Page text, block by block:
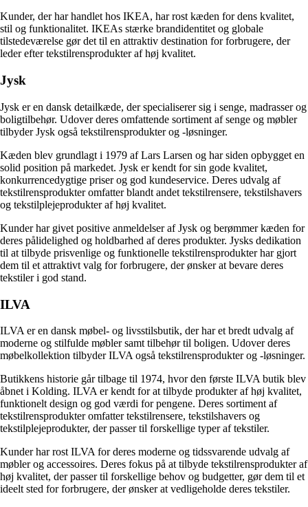
Kunder, der har handlet hos IKEA, har rost kæden for dens kvalitet,
stil og funktionalitet. IKEAs stærke brandidentitet og globale
tilstedeværelse gør det til en attraktiv destination for forbrugere, der
leder efter tekstilrensprodukter af høj kvalitet.
Jysk
Jysk er en dansk detailkæde, der specialiserer sig i senge, madrasser og
boligtilbehør. Udover deres omfattende sortiment af senge og møbler
tilbyder Jysk også tekstilrensprodukter og -løsninger.
Kæden blev grundlagt i 1979 af Lars Larsen og har siden opbygget en
solid position på markedet. Jysk er kendt for sin gode kvalitet,
konkurrencedygtige priser og god kundeservice. Deres udvalg af
tekstilrensprodukter omfatter blandt andet tekstilrensere, tekstilshavers
og tekstilplejeprodukter af høj kvalitet.
Kunder har givet positive anmeldelser af Jysk og berømmer kæden for
deres pålidelighed og holdbarhed af deres produkter. Jysks dedikation
til at tilbyde prisvenlige og funktionelle tekstilrensprodukter har gjort
dem til et attraktivt valg for forbrugere, der ønsker at bevare deres
tekstiler i god stand.
ILVA
ILVA er en dansk møbel- og livsstilsbutik, der har et bredt udvalg af
moderne og stilfulde møbler samt tilbehør til boligen. Udover deres
møbelkollektion tilbyder ILVA også tekstilrensprodukter og -løsninger.
Butikkens historie går tilbage til 1974, hvor den første ILVA butik blev
åbnet i Kolding. ILVA er kendt for at tilbyde produkter af høj kvalitet,
funktionelt design og god værdi for pengene. Deres sortiment af
tekstilrensprodukter omfatter tekstilrensere, tekstilshavers og
tekstilplejeprodukter, der passer til forskellige typer af tekstiler.
Kunder har rost ILVA for deres moderne og tidssvarende udvalg af
møbler og accessoires. Deres fokus på at tilbyde tekstilrensprodukter af
høj kvalitet, der passer til forskellige behov og budgetter, gør dem til et
ideelt sted for forbrugere, der ønsker at vedligeholde deres tekstiler.